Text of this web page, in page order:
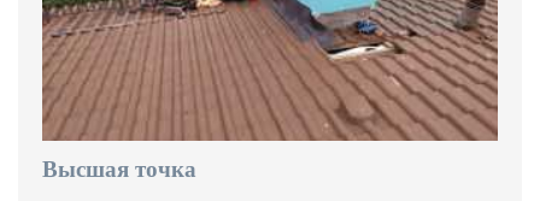
Высшая точка